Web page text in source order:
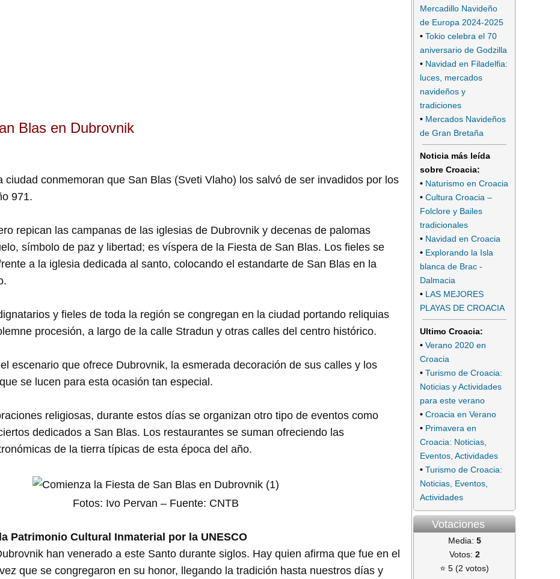
Blas en Dubrovnik
ciudad conmemoran que San Blas (Sveti Vlaho) los salvó de ser invadidos por los
971.
repican las campanas de las iglesias de Dubrovnik y decenas de palomas
símbolo de paz y libertad; es víspera de la Fiesta de San Blas. Los fieles se
a la iglesia dedicada al santo, colocando el estandarte de San Blas en la
y fieles de toda la región se congregan en la ciudad portando reliquias
procesión, a largo de la calle Stradun y otras calles del centro histórico.
escenario que ofrece Dubrovnik, la esmerada decoración de sus calles y los
se lucen para esta ocasión tan especial.
religiosas, durante estos días se organizan otro tipo de eventos como
dedicados a San Blas. Los restaurantes se suman ofreciendo las
de la tierra típicas de esta época del año.
Fotos: Ivo Pervan – Fuente: CNTB
Patrimonio Cultural Inmaterial por la UNESCO
han venerado a este Santo durante siglos. Hay quien afirma que fue en el
que se congregaron en su honor, llegando la tradición hasta nuestros días y
Mercadillo Navideño
de Europa 2024-2025
• Tokio celebra el 70
aniversario de Godzilla
• Navidad en Filadelfia:
luces, mercados
navideños y
tradiciones
• Mercados Navideños
de Gran Bretaña
Noticia más leída
sobre Croacia:
• Naturismo en Croacia
• Cultura Croacia –
Folclore y Bailes
tradicionales
• Navidad en Croacia
• Explorando la Isla
blanca de Brac -
Dalmacia
• LAS MEJORES
PLAYAS DE CROACIA
Ultimo Croacia:
• Verano 2020 en
Croacia
• Turismo de Croacia:
Noticias y Actividades
para este verano
• Croacia en Verano
• Primavera en
Croacia: Noticias,
Eventos, Actividades
• Turismo de Croacia:
Noticias, Eventos,
Actividades
Votaciones
Media: 5
Votos: 2
⭐ 5 (2 votos)